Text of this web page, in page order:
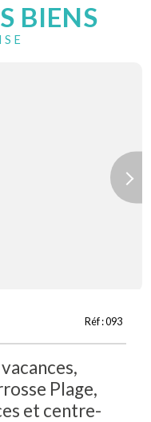
BIENS
Next
Réf :093
Plage,
et centre-